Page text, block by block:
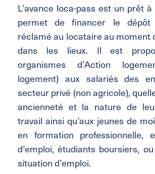
L’avance loca-pass est un prêt
permet de financer le dépôt
réclamé au locataire au moment
dans les lieux. Il est
organismes d’Action
logement) aux salariés des
secteur privé (non agricole),
ancienneté et la nature de
travail ainsi qu’aux jeunes de
en formation professionnelle,
d’emploi, étudiants boursiers,
situation d’emploi.